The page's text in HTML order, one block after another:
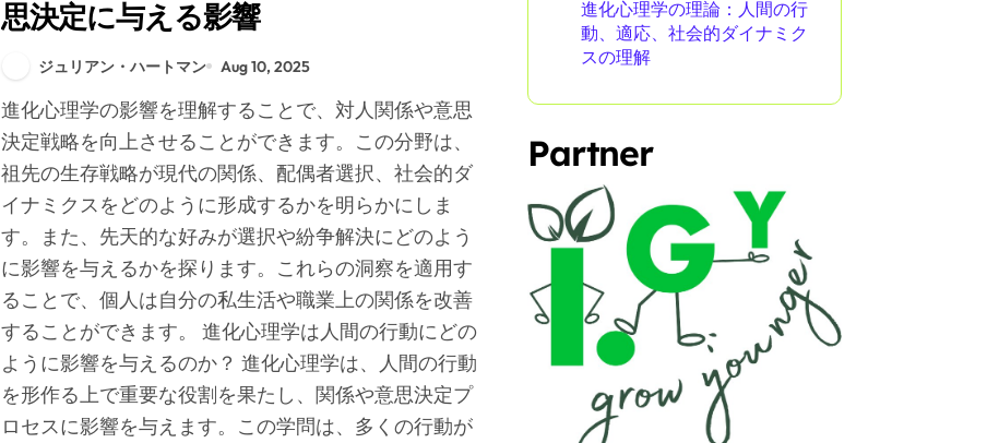
思決定に与える影響
ジュリアン・ハートマン Aug 10, 2025
進化心理学の影響を理解することで、対人関係や意思
決定戦略を向上させることができます。この分野は、
祖先の生存戦略が現代の関係、配偶者選択、社会的ダ
イナミクスをどのように形成するかを明らかにしま
す。また、先天的な好みが選択や紛争解決にどのよう
に影響を与えるかを探ります。これらの洞察を適用す
ることで、個人は自分の私生活や職業上の関係を改善
することができます。 進化心理学は人間の行動にどの
ように影響を与えるのか？ 進化心理学は、人間の行動
を形作る上で重要な役割を果たし、関係や意思決定プ
ロセスに影響を与えます。この学問は、多くの行動が
進化心理学の理論：人間の行
動、適応、社会的ダイナミク
スの理解
Partner